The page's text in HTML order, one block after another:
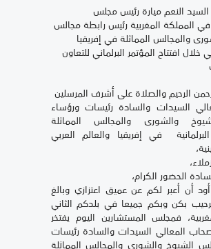
النعم ميارة رئيس مجلس
المملكة المغربية رئيس رابطة مجالس
والمجالس المماثلة في إفريقيا
خلال افتتاح المؤتمر البرلماني للتعاون
الرحيم والصلاة على أشرف المرسلين
السيدات والسادة رئيسات ورؤساء
والشورى والمجالس المماثلة
في إفريقيا والعالم العربي
الحضور الكرام،
أن أعبر لكم عن عميق اعتزازي وبالغ
بكن وبكم جميعا في بلدكم الثاني
فمجلس المستشارين اليوم يفتخر
المعالي السيدات والسادة رئيسات
الشيوخ والشورى والمجالس المماثلة